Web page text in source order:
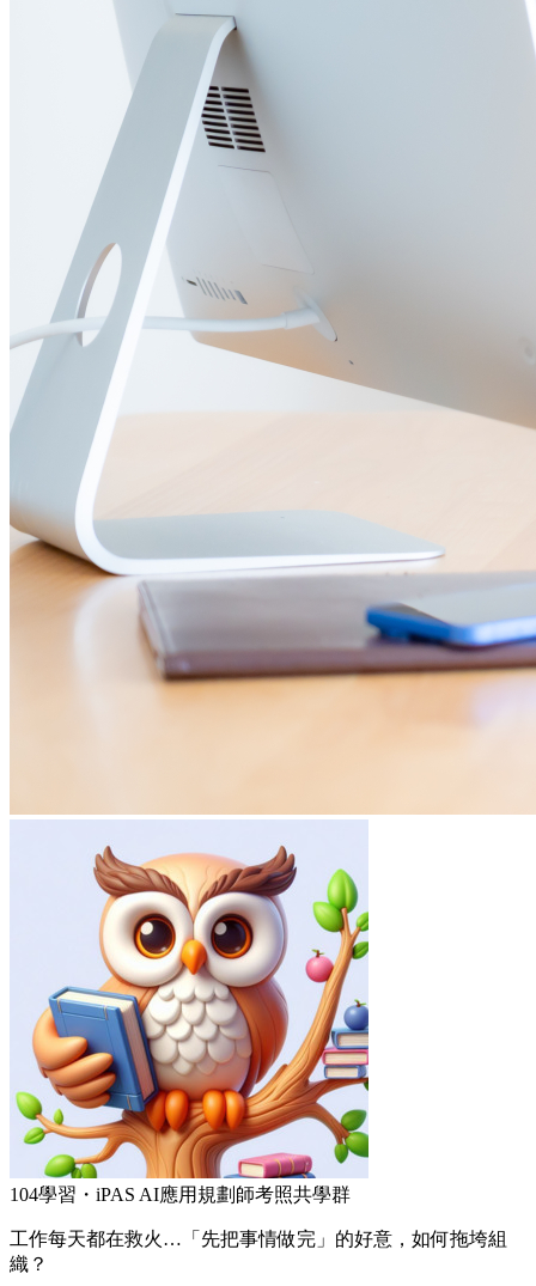
104學習・iPAS AI應用規劃師考照共學群
工作每天都在救火…「先把事情做完」的好意，如何拖垮組
織？